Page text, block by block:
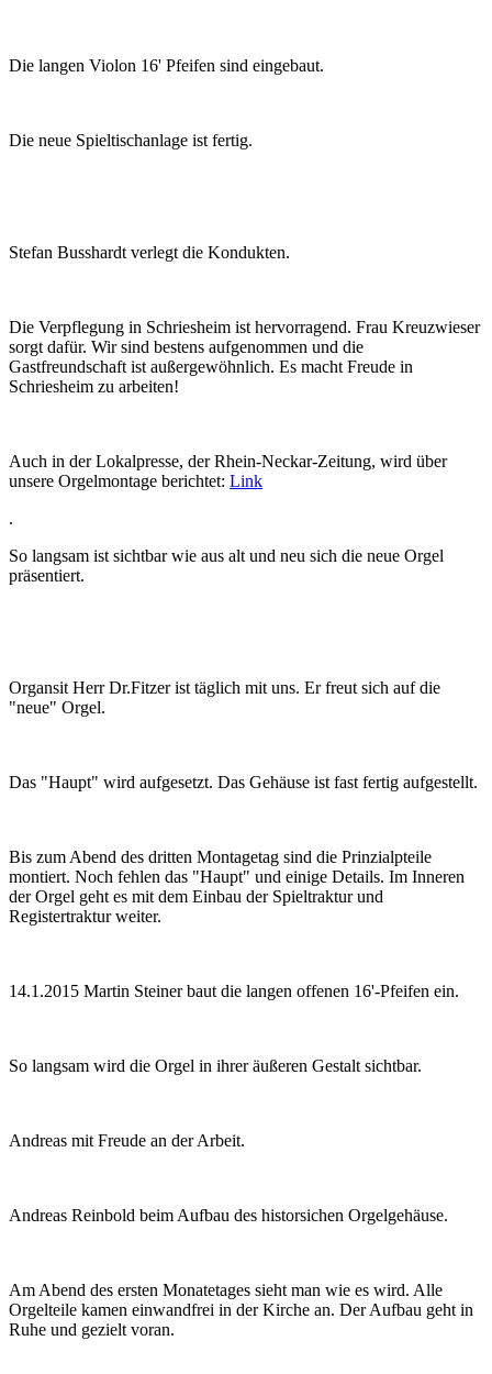
Die langen Violon 16' Pfeifen sind eingebaut.
Die neue Spieltischanlage ist fertig.
Stefan Busshardt verlegt die Kondukten.
Die Verpflegung in Schriesheim ist hervorragend. Frau Kreuzwieser
sorgt dafür. Wir sind bestens aufgenommen und die
Gastfreundschaft ist außergewöhnlich. Es macht Freude in
Schriesheim zu arbeiten!
Auch in der Lokalpresse, der Rhein-Neckar-Zeitung, wird über
unsere Orgelmontage berichtet: Link
.
So langsam ist sichtbar wie aus alt und neu sich die neue Orgel
präsentiert.
Organsit Herr Dr.Fitzer ist täglich mit uns. Er freut sich auf die
"neue" Orgel.
Das "Haupt" wird aufgesetzt. Das Gehäuse ist fast fertig aufgestellt.
Bis zum Abend des dritten Montagetag sind die Prinzialpteile
montiert. Noch fehlen das "Haupt" und einige Details. Im Inneren
der Orgel geht es mit dem Einbau der Spieltraktur und
Registertraktur weiter.
14.1.2015 Martin Steiner baut die langen offenen 16'-Pfeifen ein.
So langsam wird die Orgel in ihrer äußeren Gestalt sichtbar.
Andreas mit Freude an der Arbeit.
Andreas Reinbold beim Aufbau des historsichen Orgelgehäuse.
Am Abend des ersten Monatetages sieht man wie es wird. Alle
Orgelteile kamen einwandfrei in der Kirche an. Der Aufbau geht in
Ruhe und gezielt voran.